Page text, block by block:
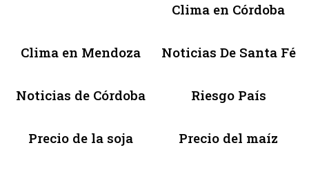
Clima en Córdoba
Clima en Mendoza Noticias De Santa Fé
Noticias de Córdoba Riesgo País
Precio de la soja Precio del maíz